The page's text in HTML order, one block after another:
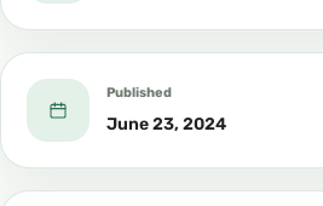
Published
June 23, 2024